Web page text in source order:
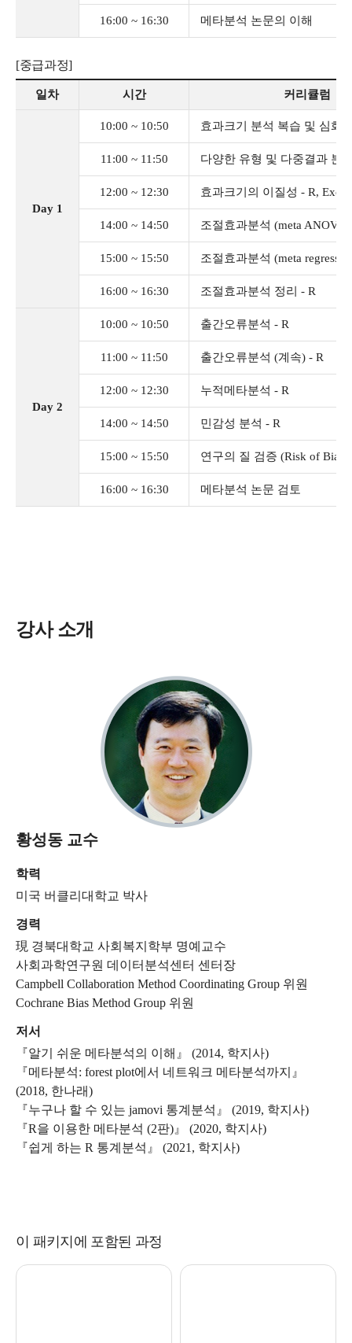
16:00 ~ 16:30 메타분석 논문의 이해
[중급과정]
일차 시간 커리큘럼
Day 1
10:00 ~ 10:50 효과크기 분석 복습 및 심화
11:00 ~ 11:50 다양한 유형 및 다중결과 분
12:00 ~ 12:30 효과크기의 이질성 - R, Excel
14:00 ~ 14:50 조절효과분석 (meta ANOVA)
15:00 ~ 15:50 조절효과분석 (meta
16:00 ~ 16:30 조절효과분석 정리 - R
Day 2
10:00 ~ 10:50 출간오류분석 - R
11:00 ~ 11:50 출간오류분석 (계속) - R
12:00 ~ 12:30 누적메타분석 - R
14:00 ~ 14:50 민감성 분석 - R
15:00 ~ 15:50 연구의 질 검증 (Risk of Bias
16:00 ~ 16:30 메타분석 논문 검토
강사 소개
황성동 교수
학력
미국 버클리대학교 박사
경력
現 경북대학교 사회복지학부 명예교수
사회과학연구원 데이터분석센터 센터장
Campbell Collaboration Method Coordinating Group 위원
Cochrane Bias Method Group 위원
저서
『알기 쉬운 메타분석의 이해』 (2014, 학지사)
『메타분석: forest plot에서 네트워크 메타분석까지』
(2018, 한나래)
『누구나 할 수 있는 jamovi 통계분석』 (2019, 학지사)
『R을 이용한 메타분석 (2판)』 (2020, 학지사)
『쉽게 하는 R 통계분석』 (2021, 학지사)
이 패키지에 포함된 과정